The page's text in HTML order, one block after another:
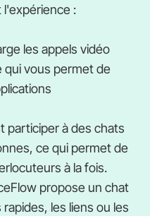
:
les appels vidéo
qui vous permet de
participer à des chats
ce qui permet de
à la fois.
propose un chat
les liens ou les